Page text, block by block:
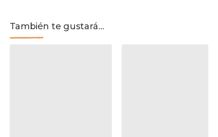
También te gustará...